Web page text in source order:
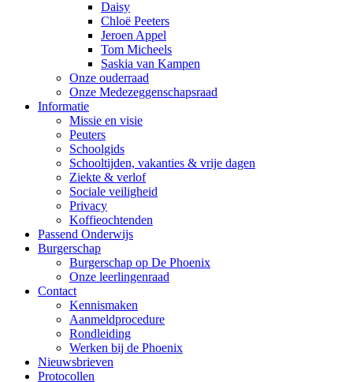
Daisy
Chloë Peeters
Jeroen Appel
Tom Micheels
Saskia van Kampen
Onze ouderraad
Onze Medezeggenschapsraad
Informatie
Missie en visie
Peuters
Schoolgids
Schooltijden, vakanties & vrije dagen
Ziekte & verlof
Sociale veiligheid
Privacy
Koffieochtenden
Passend Onderwijs
Burgerschap
Burgerschap op De Phoenix
Onze leerlingenraad
Contact
Kennismaken
Aanmeldprocedure
Rondleiding
Werken bij de Phoenix
Nieuwsbrieven
Protocollen